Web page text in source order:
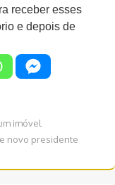
receber esses
e depois de
imóvel
novo presidente